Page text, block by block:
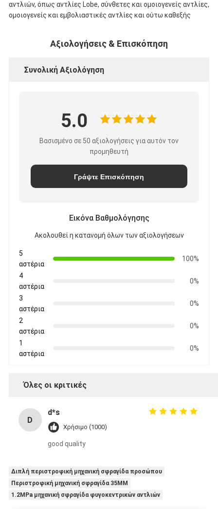
αντλιών, όπως αντλίες Lobe, σύνθετες και ομοιογενείς αντλίες,
ομοιογενείς και εμβολιαστικές αντλίες και ούτω καθεξής
Αξιολογήσεις & Επισκόπηση
Συνολική Αξιολόγηση
5.0
Βασισμένο σε 50 αξιολογήσεις για αυτόν τον
προμηθευτή
Γράψτε Επισκόπηση
Εικόνα Βαθμολόγησης
Ακολουθεί η κατανομή όλων των αξιολογήσεων
5
αστέρια
100%
4
αστέρια
0%
3
αστέρια
0%
2
αστέρια
0%
1
αστέρια
0%
Όλες οι κριτικές
D
d*s
Χρήσιμο (1000)
good quality
Διπλή περιστροφική μηχανική σφραγίδα προσώπου
Περιστροφική μηχανική σφραγίδα 35MM
1.2MPa μηχανική σφραγίδα φυγοκεντρικών αντλιών